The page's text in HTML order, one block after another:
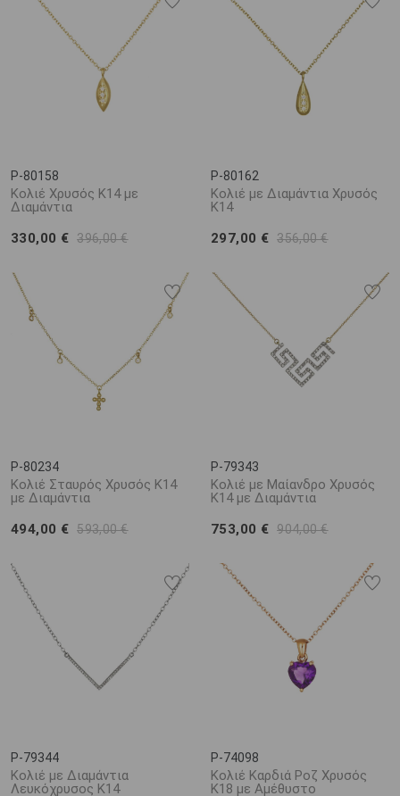
P-80158
Κολιέ Χρυσός K14 με
Διαμάντια
330,00 € 396,00 €
P-80162
Κολιέ με Διαμάντια Χρυσός
K14
297,00 € 356,00 €
P-80234
Κολιέ Σταυρός Χρυσός K14
με Διαμάντια
494,00 € 593,00 €
P-79343
Κολιέ με Μαίανδρο Χρυσός
K14 με Διαμάντια
753,00 € 904,00 €
P-79344
Κολιέ με Διαμάντια
Λευκόχρυσος K14
P-74098
Κολιέ Καρδιά Ροζ Χρυσός
Κ18 με Αμέθυστο